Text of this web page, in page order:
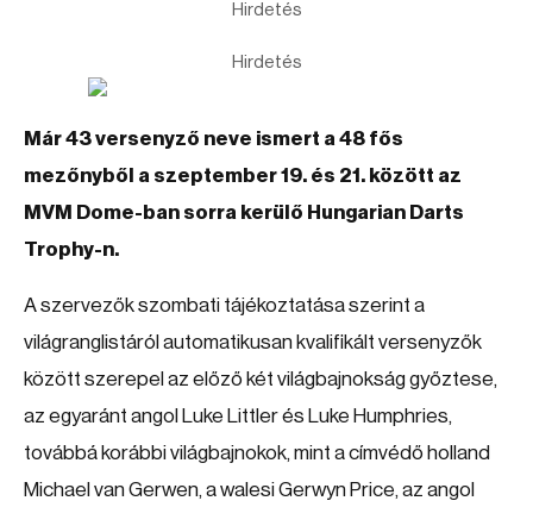
Hirdetés
Hirdetés
Már 43 versenyző neve ismert a 48 fős
mezőnyből a szeptember 19. és 21. között az
MVM Dome-ban sorra kerülő Hungarian Darts
Trophy-n.
A szervezők szombati tájékoztatása szerint a
világranglistáról automatikusan kvalifikált versenyzők
között szerepel az előző két világbajnokság győztese,
az egyaránt angol Luke Littler és Luke Humphries,
továbbá korábbi világbajnokok, mint a címvédő holland
Michael van Gerwen, a walesi Gerwyn Price, az angol